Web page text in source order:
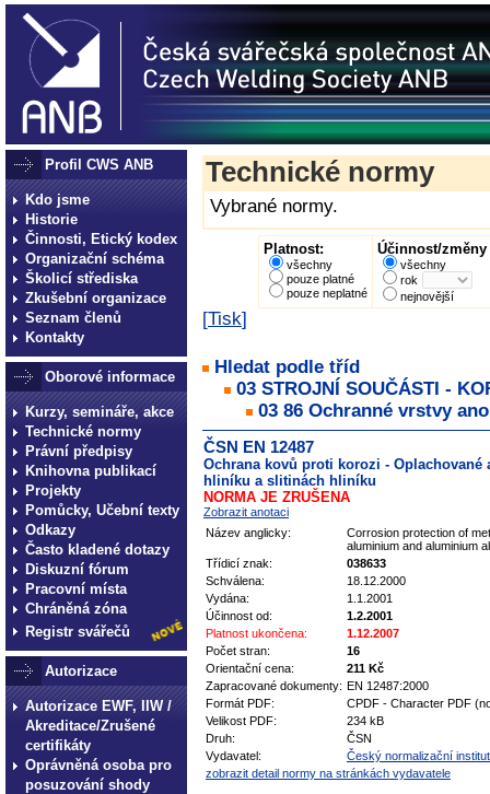
Profil CWS ANB
Kdo jsme
Historie
Činnosti, Etický kodex
Organizační schéma
Školicí střediska
Zkušební organizace
Seznam členů
Kontakty
Oborové informace
Kurzy, semináře, akce
Technické normy
Právní předpisy
Knihovna publikací
Projekty
Pomůcky, Učební texty
Odkazy
Často kladené dotazy
Diskuzní fórum
Pracovní místa
Chráněná zóna
Registr svářečů
Autorizace
Autorizace EWF, IIW /
Akreditace/Zrušené
certifikáty
Oprávněná osoba pro
posuzování shody
Technické normy
Vybrané normy.
Platnost:
všechny
pouze platné
pouze neplatné
Účinnost/změny
všechny
rok
nejnovější
[Tisk]
Hledat podle tříd
03 STROJNÍ SOUČÁSTI -
03 86 Ochranné vrstvy
ČSN EN 12487
Ochrana kovů proti korozi -
hliníku a slitinách hliníku
NORMA JE ZRUŠENA
Zobrazit anotaci
Název anglicky:
Corrosion protection of
aluminium and aluminium
Třídicí znak:
038633
Schválena:
18.12.2000
Vydána:
1.1.2001
Účinnost od:
1.2.2001
Platnost ukončena:
1.12.2007
Počet stran:
16
Orientační cena:
211 Kč
Zapracované dokumenty: EN 12487:2000
Formát PDF:
CPDF - Character PDF
Velikost PDF:
234 kB
Druh:
ČSN
Vydavatel:
Český normalizační institut
zobrazit detail normy na stránkách vydavatele